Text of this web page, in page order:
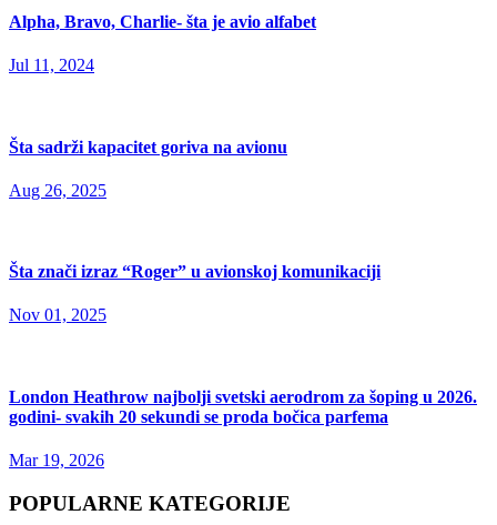
Alpha, Bravo, Charlie- šta je avio alfabet
Jul 11, 2024
Šta sadrži kapacitet goriva na avionu
Aug 26, 2025
Šta znači izraz “Roger” u avionskoj komunikaciji
Nov 01, 2025
London Heathrow najbolji svetski aerodrom za šoping u 2026.
godini- svakih 20 sekundi se proda bočica parfema
Mar 19, 2026
POPULARNE KATEGORIJE